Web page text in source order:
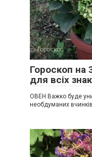
Гороскоп
Гороскоп на
для всіх
ОВЕН Важко буде
необдуманих